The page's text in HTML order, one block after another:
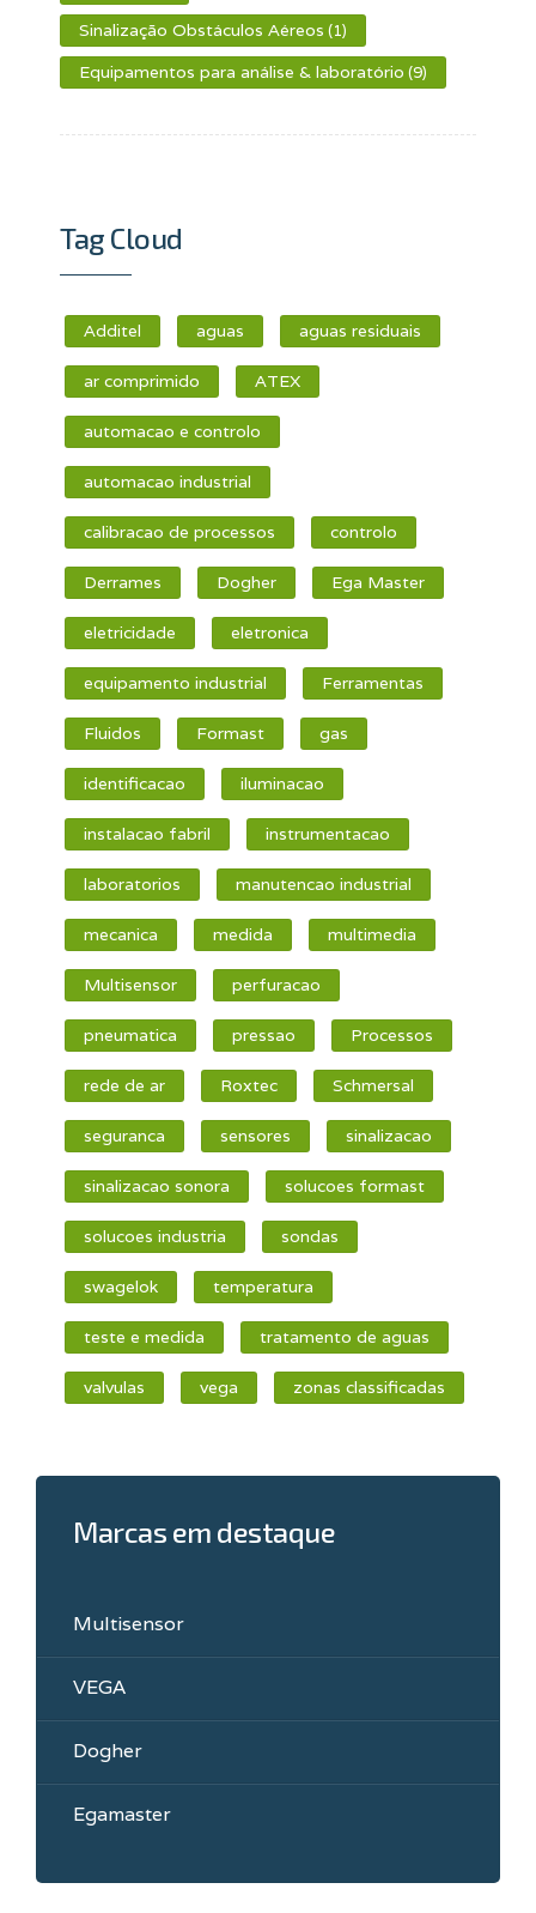
Sinalização Obstáculos Aéreos (1)
Equipamentos para análise & laboratório (9)
Tag Cloud
Additel aguas aguas residuais
ar comprimido ATEX
automacao e controlo
automacao industrial
calibracao de processos controlo
Derrames Dogher Ega Master
eletricidade eletronica
equipamento industrial Ferramentas
Fluidos Formast gas
identificacao iluminacao
instalacao fabril instrumentacao
laboratorios manutencao industrial
mecanica medida multimedia
Multisensor perfuracao
pneumatica pressao Processos
rede de ar Roxtec Schmersal
seguranca sensores sinalizacao
sinalizacao sonora solucoes formast
solucoes industria sondas
swagelok temperatura
teste e medida tratamento de aguas
valvulas vega zonas classificadas
Marcas em destaque
Multisensor
VEGA
Dogher
Egamaster